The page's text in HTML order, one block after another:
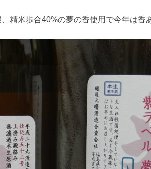
精米歩合40%の夢の香使用で今年は香